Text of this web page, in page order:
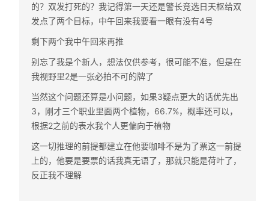
的？双发打死的？我记得第一天还是警长竞选日天枢给双
发点了两个目标，中午回来我要看一眼有没有4号
剩下两个我中午回来再推
别忘了我是个新人，想法仅供参考，很可能不准，但是在
我视野里2是一张必拍不可的牌了
当然这个问题还算是小问题，如果3疑点更大的话优先出
3，刚才三个职业里面两个植物，66.7%，概率还可以，
根据2之前的表水我个人更偏向于植物
这一切推理的前提都建立在他要咖啡不是为了票这一前提
上的，他要是要票的话我真无语了，那就只能是荷叶了，
反正我不理解